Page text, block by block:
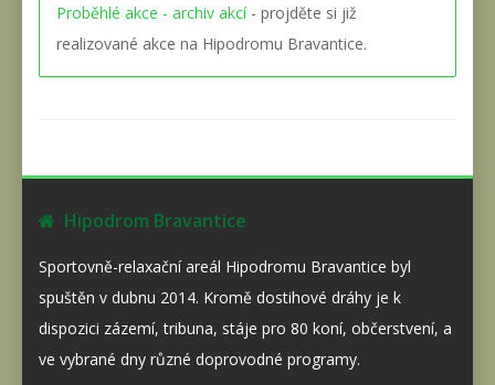
Proběhlé akce - archiv akcí- projděte si již
realizované akce na Hipodromu Bravantice.
Hipodrom Bravantice
Sportovně-relaxační areál Hipodromu Bravantice byl
spuštěn v dubnu 2014. Kromě dostihové dráhy je k
dispozici zázemí, tribuna, stáje pro 80 koní, občerstvení, a
ve vybrané dny různé doprovodné programy.